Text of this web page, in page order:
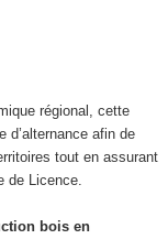
régional, cette
d’alternanceafin de
tout en assurant
de Licence.
boisen